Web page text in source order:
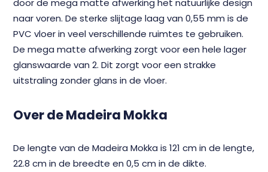
door de mega matte afwerking het natuurlijke design
naar voren. De sterke slijtage laag van 0,55 mm is de
PVC vloer in veel verschillende ruimtes te gebruiken.
De mega matte afwerking zorgt voor een hele lager
glanswaarde van 2. Dit zorgt voor een strakke
uitstraling zonder glans in de vloer.
Over de Madeira Mokka
De lengte van de Madeira Mokka is 121 cm in de lengte,
22.8 cm in de breedte en 0,5 cm in de dikte.